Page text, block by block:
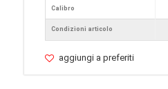
Calibro
Condizioni articolo
aggiungi a preferiti